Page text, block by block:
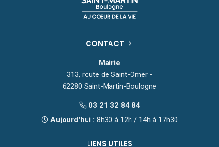
CONTACT
Mairie
313, route de Saint-Omer -
62280 Saint-Martin-Boulogne
03 21 32 84 84
Aujourd'hui : 8h30 à 12h / 14h à 17h30
LIENS UTILES